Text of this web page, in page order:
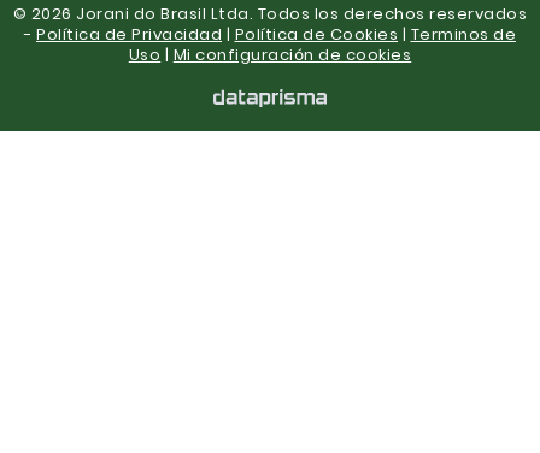
© 2026 Jorani do Brasil Ltda. Todos los derechos reservados
- Política de Privacidad | Política de Cookies | Terminos de
Uso | Mi configuración de cookies